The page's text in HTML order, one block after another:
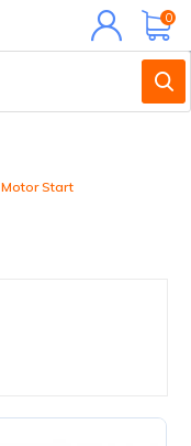
Minha
conta
0
Motor Start